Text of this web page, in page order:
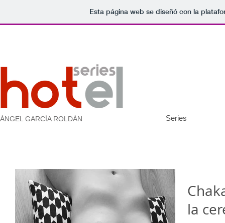
Esta página web se diseñó con la
ÁNGEL GARCÍA ROLDÁN Series
la